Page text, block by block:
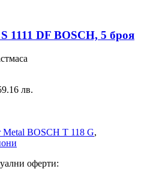
1111 DF BOSCH, 5 броя
лв.
BOSCH Т 118 G,
оферти: